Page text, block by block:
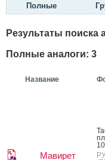
Полные
Результаты поиска
Полные аналоги: 3
Название
Мавирет